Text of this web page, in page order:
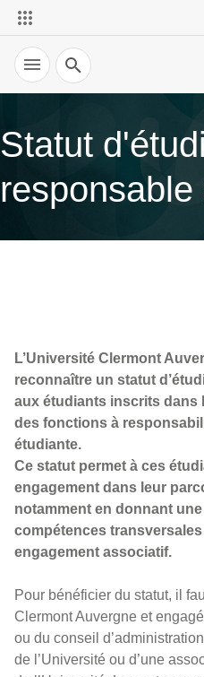
Recherche
Statut
L’Université Clermont
reconnaître un statut
aux étudiants inscrits dans
des fonctions à
étudiante.
Ce statut permet à ces
engagement dans leur
notamment en donnant
compétences
engagement associatif.
Pour bénéficier du statut, il
Clermont Auvergne et
ou du conseil
de l’Université ou d’une